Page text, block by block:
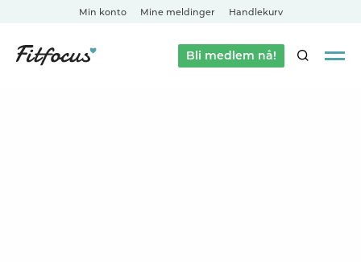
Min konto Mine meldinger Handlekurv
Bli medlem nå!SØK